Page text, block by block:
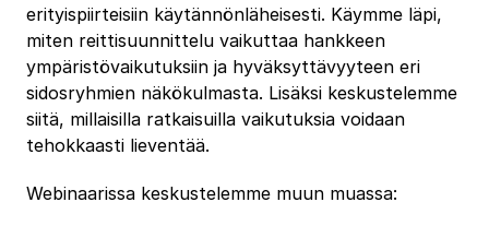
erityispiirteisiin käytännönläheisesti. Käymme läpi,
miten reittisuunnittelu vaikuttaa hankkeen
ympäristövaikutuksiin ja hyväksyttävyyteen eri
sidosryhmien näkökulmasta. Lisäksi keskustelemme
siitä, millaisilla ratkaisuilla vaikutuksia voidaan
tehokkaasti lieventää.
Webinaarissa keskustelemme muun muassa: